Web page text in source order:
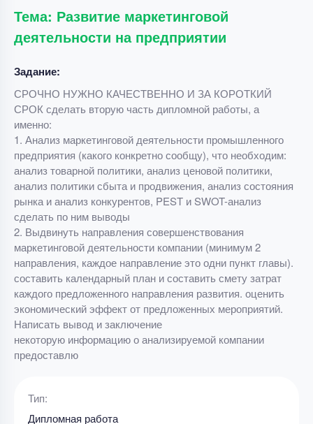
Тема: Развитие маркетинговой
деятельности на предприятии
Задание:
СРОЧНО НУЖНО КАЧЕСТВЕННО И ЗА КОРОТКИЙ
СРОК сделать вторую часть дипломной работы, а
именно:
1. Анализ маркетинговой деятельности промышленного
предприятия (какого конкретно сообщу), что необходим:
анализ товарной политики, анализ ценовой политики,
анализ политики сбыта и продвижения, анализ состояния
рынка и анализ конкурентов, PEST и SWOT-анализ
сделать по ним выводы
2. Выдвинуть направления совершенствования
маркетинговой деятельности компании (минимум 2
направления, каждое направление это одни пункт главы).
составить календарный план и составить смету затрат
каждого предложенного направления развития. оценить
экономический эффект от предложенных мероприятий.
Написать вывод и заключение
некоторую информацию о анализируемой компании
предоставлю
Тип:
Дипломная работа